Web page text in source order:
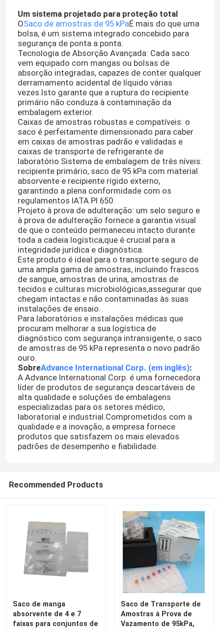
Para casa
Vídeos
Visita à fábrica
Um sistema projetado para proteção total
OSaco de amostras de 95 kPaÉ mais do que uma
bolsa, é um sistema integrado concebido para
segurança de ponta a ponta:
Tecnologia de Absorção Avançada: Cada saco
vem equipado com mangas ou bolsas de
absorção integradas, capazes de conter qualquer
derramamento acidental de líquido várias
vezes.Isto garante que a ruptura do recipiente
primário não conduza à contaminação da
embalagem exterior.
Caixas de amostras robustas e compatíveis: o
saco é perfeitamente dimensionado para caber
em caixas de amostras padrão e validadas e
caixas de transporte de refrigerante de
laboratório.Sistema de embalagem de três níveis:
recipiente primário, saco de 95 kPa com material
absorvente e recipiente rígido externo,
garantindo a plena conformidade com os
regulamentos IATA PI 650.
Projeto à prova de adulteração: um selo seguro e
à prova de adulteração fornece a garantia visual
de que o conteúdo permaneceu intacto durante
toda a cadeia logística,que é crucial para a
integridade jurídica e diagnóstica.
Este produto é ideal para o transporte seguro de
uma ampla gama de amostras, incluindo frascos
de sangue, amostras de urina, amostras de
tecidos e culturas microbiológicas,assegurar que
chegam intactas e não contaminadas às suas
instalações de ensaio.
Para laboratórios e instalações médicas que
procuram melhorar a sua logística de
diagnóstico com segurança intransigente, o saco
de amostras de 95 kPa representa o novo padrão
ouro.
SobreAdvance International Corp. (em inglês):
A Advance International Corp. é uma fornecedora
líder de produtos de segurança descartáveis de
alta qualidade e soluções de embalagens
especializadas para os setores médico,
laboratorial e industrial.Comprometidos com a
qualidade e a inovação, a empresa fornece
produtos que satisfazem os mais elevados
padrões de desempenho e fiabilidade.
Recommended Products
Saco de manga
absorvente de 4 e 7
faixas para conjuntos de
Saco de Transporte de
Amostras à Prova de
Vazamento de 95kPa,